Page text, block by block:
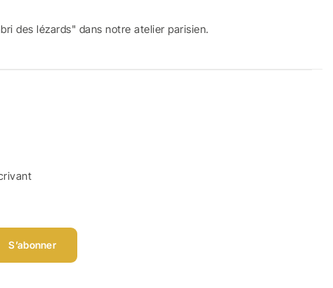
des lézards" dans notre atelier parisien.
S’abonner